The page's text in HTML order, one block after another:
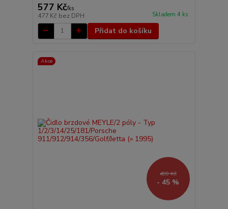
577 Kč/ks
477 Kč bez DPH Skladem 4 ks
Přidat do košíku
Akce
499 Kč
- 45 %